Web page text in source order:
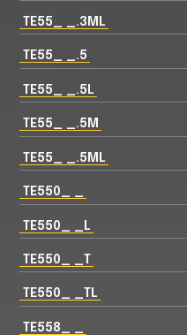
TE55_ _.3ML
TE55_ _.5
TE55_ _.5L
TE55_ _.5M
TE55_ _.5ML
TE550_ _
TE550_ _L
TE550_ _T
TE550_ _TL
TE558_ _